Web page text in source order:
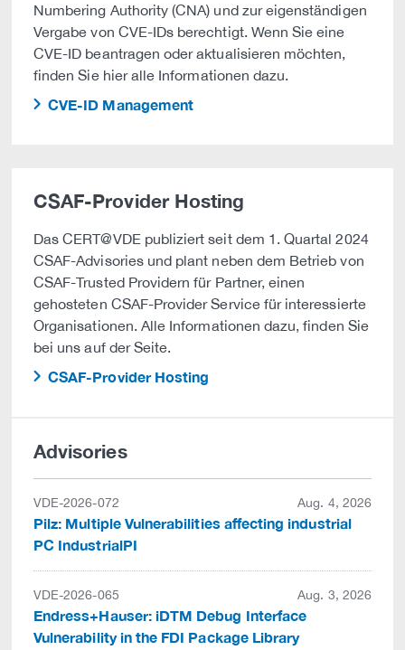
Numbering Authority (CNA) und zur eigenständigen
Vergabe von CVE-IDs berechtigt. Wenn Sie eine
CVE-ID beantragen oder aktualisieren möchten,
finden Sie hier alle Informationen dazu.
CVE-ID Management
CSAF-Provider Hosting
Das CERT@VDE publiziert seit dem 1. Quartal 2024
CSAF-Advisories und plant neben dem Betrieb von
CSAF-Trusted Providern für Partner, einen
gehosteten CSAF-Provider Service für interessierte
Organisationen. Alle Informationen dazu, finden Sie
bei uns auf der Seite.
CSAF-Provider Hosting
Advisories
VDE-2026-072 Aug. 4, 2026
Pilz: Multiple Vulnerabilities affecting industrial
PC IndustrialPI
VDE-2026-065 Aug. 3, 2026
Endress+Hauser: iDTM Debug Interface
Vulnerability in the FDI Package Library